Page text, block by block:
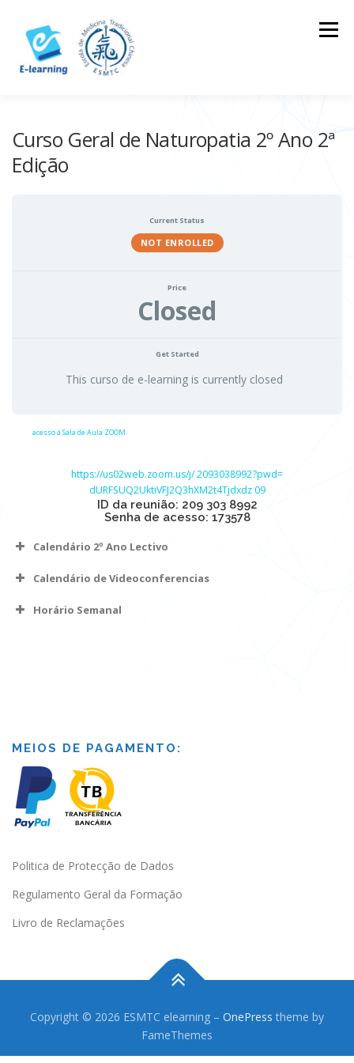
content
Menu
Curso Geral de Naturopatia 2º Ano 2ª
Edição
Current Status
NOT ENROLLED
Price
Closed
Get Started
This curso de e-learning is currently closed
acesso à Sala de Aula ZOOM
https://us02web.zoom.us/j/2093038992?pwd=
dURFSUQ2UktiVFJ2Q3hXM2t4Tjdxdz09
ID da reunião: 209 303 8992
Senha de acesso: 173578
Calendário 2º Ano Lectivo
Calendário de Videoconferencias
Horário Semanal
MEIOS DE PAGAMENTO:
Politica de Protecção de Dados
Regulamento Geral da Formação
Livro de Reclamações
Copyright © 2026 ESMTC elearning – OnePress theme by
FameThemes